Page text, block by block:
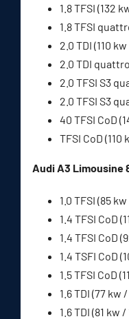
1.8 TFSI (132
1.8 TFSI
2.0 TDI (110
2.0 TDI
2.0 TFSI S3
2.0 TFSI S3
40 TFSI CoD
TFSI CoD (110
Audi A3 Limousine
1.0 TFSI (85
1.4 TFSI CoD
1.4 TFSI CoD
1.4 TSFI CoD
1.5 TFSI CoD
1.6 TDI (77 kw
1.6 TDI (81 kw /